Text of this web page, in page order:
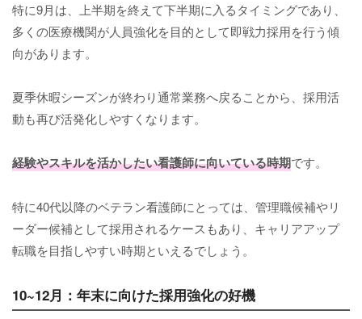
特に9月は、上半期を終えて下半期に入るタイミングであり、
多くの医療機関が人員強化を目的として即戦力採用を行う傾
向があります。
夏季休暇シーズンが終わり通常業務へ戻ることから、採用活
動も再び活発化しやすくなります。
経験やスキルを活かしたい看護師に向いている時期です。
特に40代以降のベテラン看護師にとっては、管理職候補やリ
ーダー候補として採用されるケースもあり、キャリアアップ
転職を目指しやすい時期といえるでしょう。
10~12月：年末に向けた採用強化の好機